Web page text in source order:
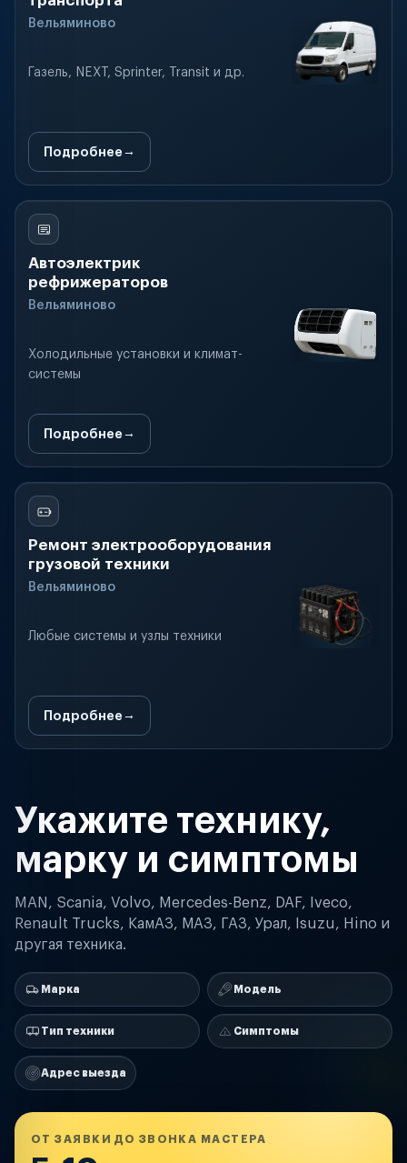
Вельяминово
Газель, NEXT, Sprinter, Transit и др.
Подробнее
Автоэлектрик
рефрижераторов
Вельяминово
Холодильные установки и климат-
системы
Подробнее
Ремонт электрооборудования
грузовой техники
Вельяминово
Любые системы и узлы техники
Подробнее
Укажите технику,
марку и симптомы
MAN, Scania, Volvo, Mercedes-Benz, DAF, Iveco,
Renault Trucks, КамАЗ, МАЗ, ГАЗ, Урал, Isuzu, Hino и
другая техника.
Марка Модель
Тип техники Симптомы
Адрес выезда
ОТ ЗАЯВКИ ДО ЗВОНКА МАСТЕРА